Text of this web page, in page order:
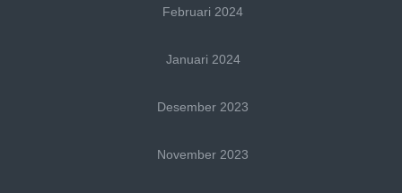
Februari 2024
Januari 2024
Desember 2023
November 2023